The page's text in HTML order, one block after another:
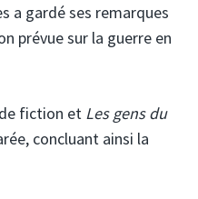
a gardé ses remarques
prévue sur la guerre en
fiction et Les gens du
concluant ainsi la